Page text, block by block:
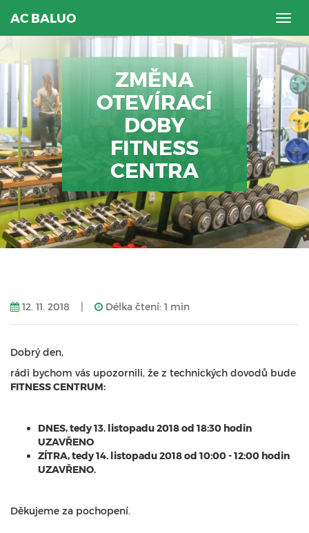
AC BALUO
ZMĚNA
OTEVÍRACÍ
DOBY
FITNESS
CENTRA
12. 11. 2018 Délka čtení: 1 min
Dobrý den,
rádi bychom vás upozornili, že z technických dovodů bude
FITNESS CENTRUM:
DNES, tedy 13. listopadu 2018 od 18:30 hodin
UZAVŘENO
ZÍTRA, tedy 14. listopadu 2018 od 10:00 - 12:00 hodin
UZAVŘENO.
Děkujeme za pochopení.